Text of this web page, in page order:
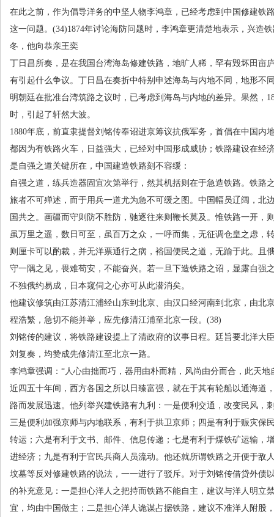
在此之前，作为倡导洋务的中坚人物李鸿章，已经考虑到中国修建铁
这一问题。 (34)1874年讨论海防问题时，李鸿章更清楚地表示，兴造
冬，他向恭亲王奕
丁日昌所奏，是在我国台湾海岛修建铁路，地旷人稀，罕有毁坏田亩
有引起什么争议。丁日昌在奏折中特别申述海岛与内地不同，地形不
明朝廷在批准台湾筑路之议时，已考虑到海岛与内地的差异。果然，
时，引起了轩然大波。
1880年底，前直隶提督刘铭传奉诏进京筹议抗俄军务，首倡在中国内
都因为有铁路火车，日益强大，已经对中国形成威胁；铁路建设在经
是自强之道关键所在，中国建造铁路刻不容缓：
自强之道，练兵造器固宜次第举行，然其机括则在于急造铁路。铁路
旅者不可殚述，而于用兵一道尤为急不可缓之图。中国幅员辽阔，北
国共之。画疆而守则防不胜防，驰逐往来则鞭长莫及。惟铁路一开，
虽万里之遥，数日可至，虽百万之众，一呼而集，无征调仓皇之虑
则厘卡可以酌裁，并无洋票通行之病，裕国便民之道，无踰于此。且
守一隅之见，畏难苟安，不能奋兴。若一旦下造铁路之诏，显露自强
不独俄约易成，日本窥伺之心亦可从此潜消矣。
他建议修筑由江苏清江浦经山东到北京、由汉口经河南到北京，由北
程浩繁，急切不能并举，应先修清江浦至北京一段。 (38)
刘铭传的建议，将铁路建设提上了清政府的议事日程。廷旨要北洋大
刘复奏，均赞成先修清江至北京一路。
李鸿章强调：“人心由拙而巧，器用由朴而精，风尚由分而合，此天
近四五十年间，西方各国之所以日臻富强，就在于其有轮船以通海道
路而发展迅速。他列举兴建铁路有九利：一是便利交通，改变民风，
三是便利加强京师与内地联系，有利于拱卫京师；四是有利于赈灾保
转运；六是有利于文书、邮件、信息传递；七是有利于煤铁矿运输，
进经济；九是有利于官民兵商人员流动。他还就所谓铁路之开便于敌
坟墓等反对修建铁路的说法，一一进行了驳斥。对于刘铭传借贷外债
的补充意见：一是担心洋人之把持而铁路不能自主，建议与洋人明立
宜，均由中国做主；二是担心洋人诡谋占据铁路，建议不准洋人附股